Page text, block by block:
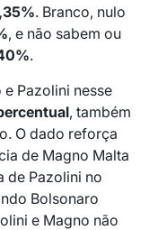
. Branco, nulo
, e não sabem ou
.
Pazolini nesse
, também
O dado reforça
de Magno Malta
de Pazolini no
Bolsonaro
e Magno não